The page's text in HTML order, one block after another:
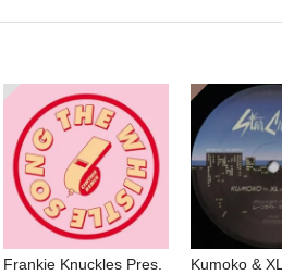
Frankie Knuckles Pres.
Kumoko &